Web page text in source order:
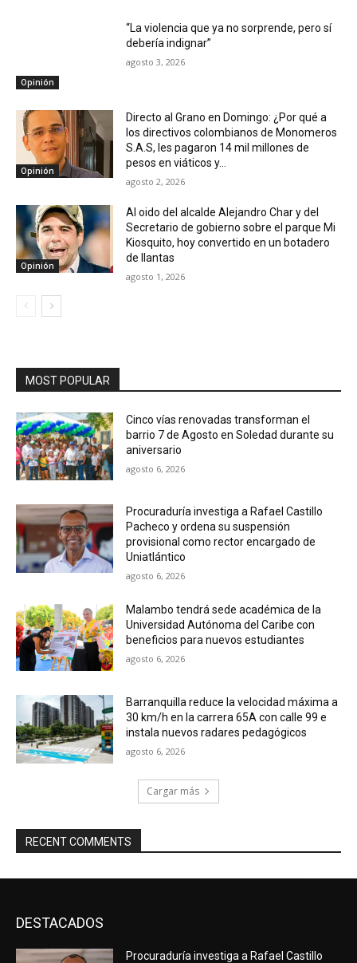
Opinión
“La violencia que ya no sorprende, pero sí
debería indignar”
agosto 3, 2026
Opinión
Directo al Grano en Domingo: ¿Por qué a
los directivos colombianos de Monomeros
S.A.S, les pagaron 14 mil millones de
pesos en viáticos y...
agosto 2, 2026
Opinión
Al oido del alcalde Alejandro Char y del
Secretario de gobierno sobre el parque Mi
Kiosquito, hoy convertido en un botadero
de llantas
agosto 1, 2026
MOST POPULAR
Cinco vías renovadas transforman el
barrio 7 de Agosto en Soledad durante su
aniversario
agosto 6, 2026
Procuraduría investiga a Rafael Castillo
Pacheco y ordena su suspensión
provisional como rector encargado de
Uniatlántico
agosto 6, 2026
Malambo tendrá sede académica de la
Universidad Autónoma del Caribe con
beneficios para nuevos estudiantes
agosto 6, 2026
Barranquilla reduce la velocidad máxima a
30 km/h en la carrera 65A con calle 99 e
instala nuevos radares pedagógicos
agosto 6, 2026
Cargar más
RECENT COMMENTS
DESTACADOS
Procuraduría investiga a Rafael Castillo